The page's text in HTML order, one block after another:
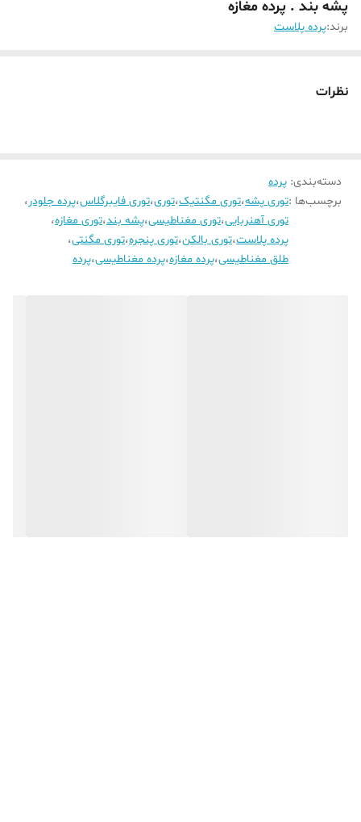
پشه بند . پرده مغازه
برند:پرده پلاست
نظرات
دسته‌بندی: پرده
برچسب‌ها :توری پشه،توری مگنتیک،توری،توری فایبرگلاس،پرده جلودر ،
توری آهنربایی،توری مغناطیسی،پشه بند،توری مغازه،
پرده پلاست،توری بالکن،توری پنجره،توری مگنتی،
طلق مغناطیسی،پرده مغازه،پرده مغناطیسی،پرده